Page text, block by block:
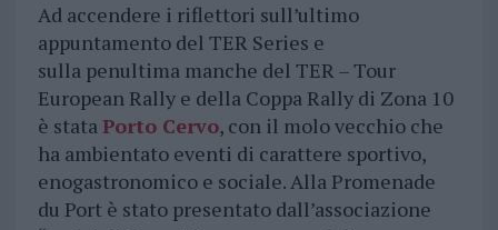
Ad accendere i riflettori sull’ultimo
appuntamento del TER Series e
sulla penultima manche del TER – Tour
European Rally e della Coppa Rally di Zona 10
è stataPorto Cervo, con il molo vecchio che
ha ambientato eventi di carattere sportivo,
enogastronomico e sociale. Alla Promenade
du Port è stato presentato dall’associazione